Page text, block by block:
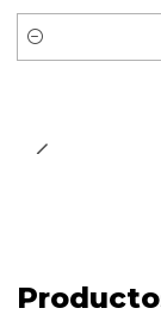
Cantidad